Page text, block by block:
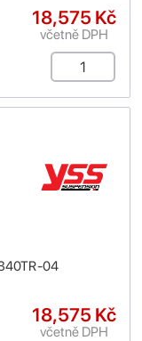
18,575 Kč
včetně DPH
04
18,575 Kč
včetně DPH